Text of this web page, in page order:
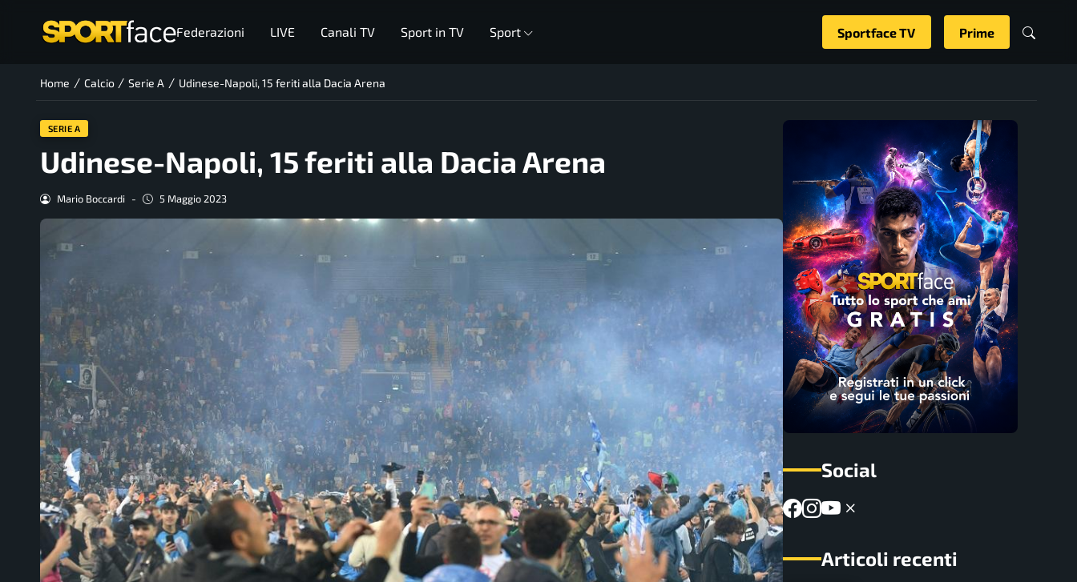
Federazioni LIVE Canali TV Sport in TV Sport Sportface TV Prime
Home / Calcio / Serie A / Udinese-Napoli, 15 feriti alla Dacia Arena
SERIE A
Udinese-Napoli, 15 feriti alla Dacia Arena
Mario Boccardi - 5 Maggio 2023
Social
Articoli recenti